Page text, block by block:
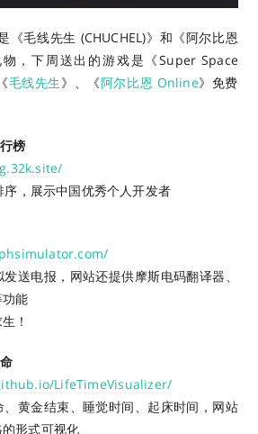
《毛线先生 (CHUCHEL)》和《阿尔比恩
，下周送出的游戏是《Super Space
毛线先生》、《阿尔比恩 Online》免费
榜
，展示中国优秀个人开发者
送电报，网站还提供摩斯电码翻译器、
能
！
LifeTimeVisualizer/
黄金结束、睡觉时间、起床时间，网站
形式可视化